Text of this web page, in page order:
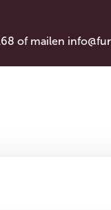
of mailen